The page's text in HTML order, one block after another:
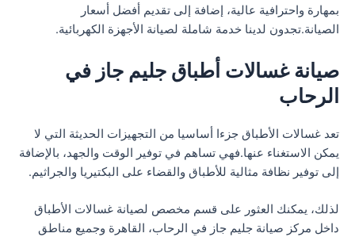
بمهارة واحترافية عالية، إضافة إلى تقديم أفضل أسعار
الصيانة.تجدون لدينا خدمة شاملة لصيانة الأجهزة الكهربائية.
صيانة غسالات أطباق جليم جاز في
الرحاب
تعد غسالات الأطباق جزءا أساسيا من التجهيزات الحديثة التي لا
يمكن الاستغناء عنها.فهي تساهم في توفير الوقت والجهد، بالإضافة
إلى توفير نظافة مثالية للأطباق والقضاء على البكتيريا والجراثيم.
لذلك، يمكنك العثور على قسم مخصص لصيانة غسالات الأطباق
داخل مركز صيانة جليم جاز في الرحاب، القاهرة وجميع مناطق